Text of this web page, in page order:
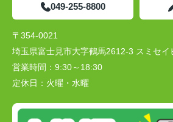
049-255-8800
〒354-0021
埼玉県富士見市大字鶴馬2612-3 スミセイ
営業時間： 9:30～18:30
定休日： 火曜・水曜